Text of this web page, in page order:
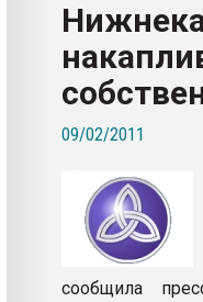
Профильная литература.
покупка, обмен
09/02/2011
сообщила